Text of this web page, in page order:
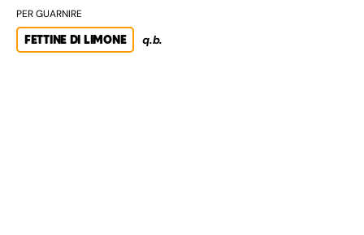
PER GUARNIRE
FETTINE DI LIMONE q.b.